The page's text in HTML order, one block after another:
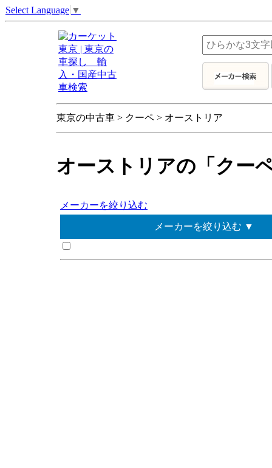
Select Language ▼
東京の中古車 > クーペ > オーストリア
オーストリアの「クー
メーカーを絞り込む
メーカーを絞り込む ▼